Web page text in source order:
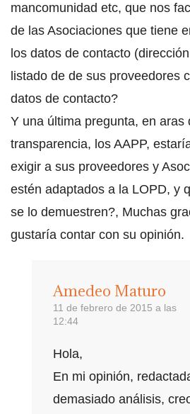
mancomunidad etc, que nos
de las Asociaciones que tiene
los datos de contacto
listado de de sus proveedores
datos de contacto?
Y una última pregunta, en aras
transparencia, los AAPP,
exigir a sus proveedores y
estén adaptados a la LOPD, y
se lo demuestren?, Muchas
gustaría contar con su opinión.
Amedeo Maturo
11 de febrero de 2015 a las
12:44
Hola,
En mi opinión,
demasiado análisis,